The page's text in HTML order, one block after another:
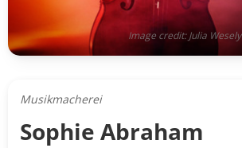
Image credit: Julia Wesely
Musikmacherei
Sophie Abraham